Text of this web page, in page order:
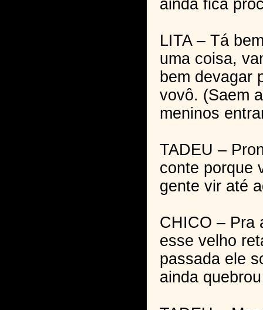
ainda fica
LITA – Tá
uma coisa,
bem devagar
vovô. (Saem
meninos
TADEU –
conte porque
gente vir até
CHICO – Pra
esse velho
passada ele
ainda